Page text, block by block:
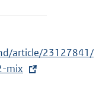
article/23127841/
mix